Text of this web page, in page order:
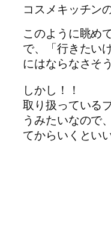
コスメキッチン
このように眺め
で、「行きたい
にはならなさそ
しかし！！
取り扱っている
うみたいなので
てからいくとい